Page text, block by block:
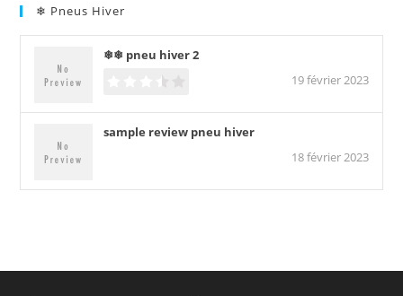
❄ Pneus Hiver
❄❄ pneu hiver 2
19 février 2023
sample review pneu hiver
18 février 2023